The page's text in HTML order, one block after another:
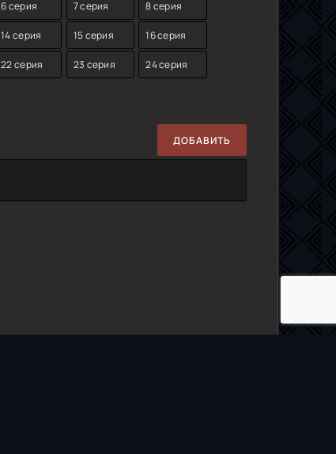
6 серия 7 серия 8 серия
14 серия 15 серия 16 серия
22 серия 23 серия 24 серия
ДОБАВИТЬ